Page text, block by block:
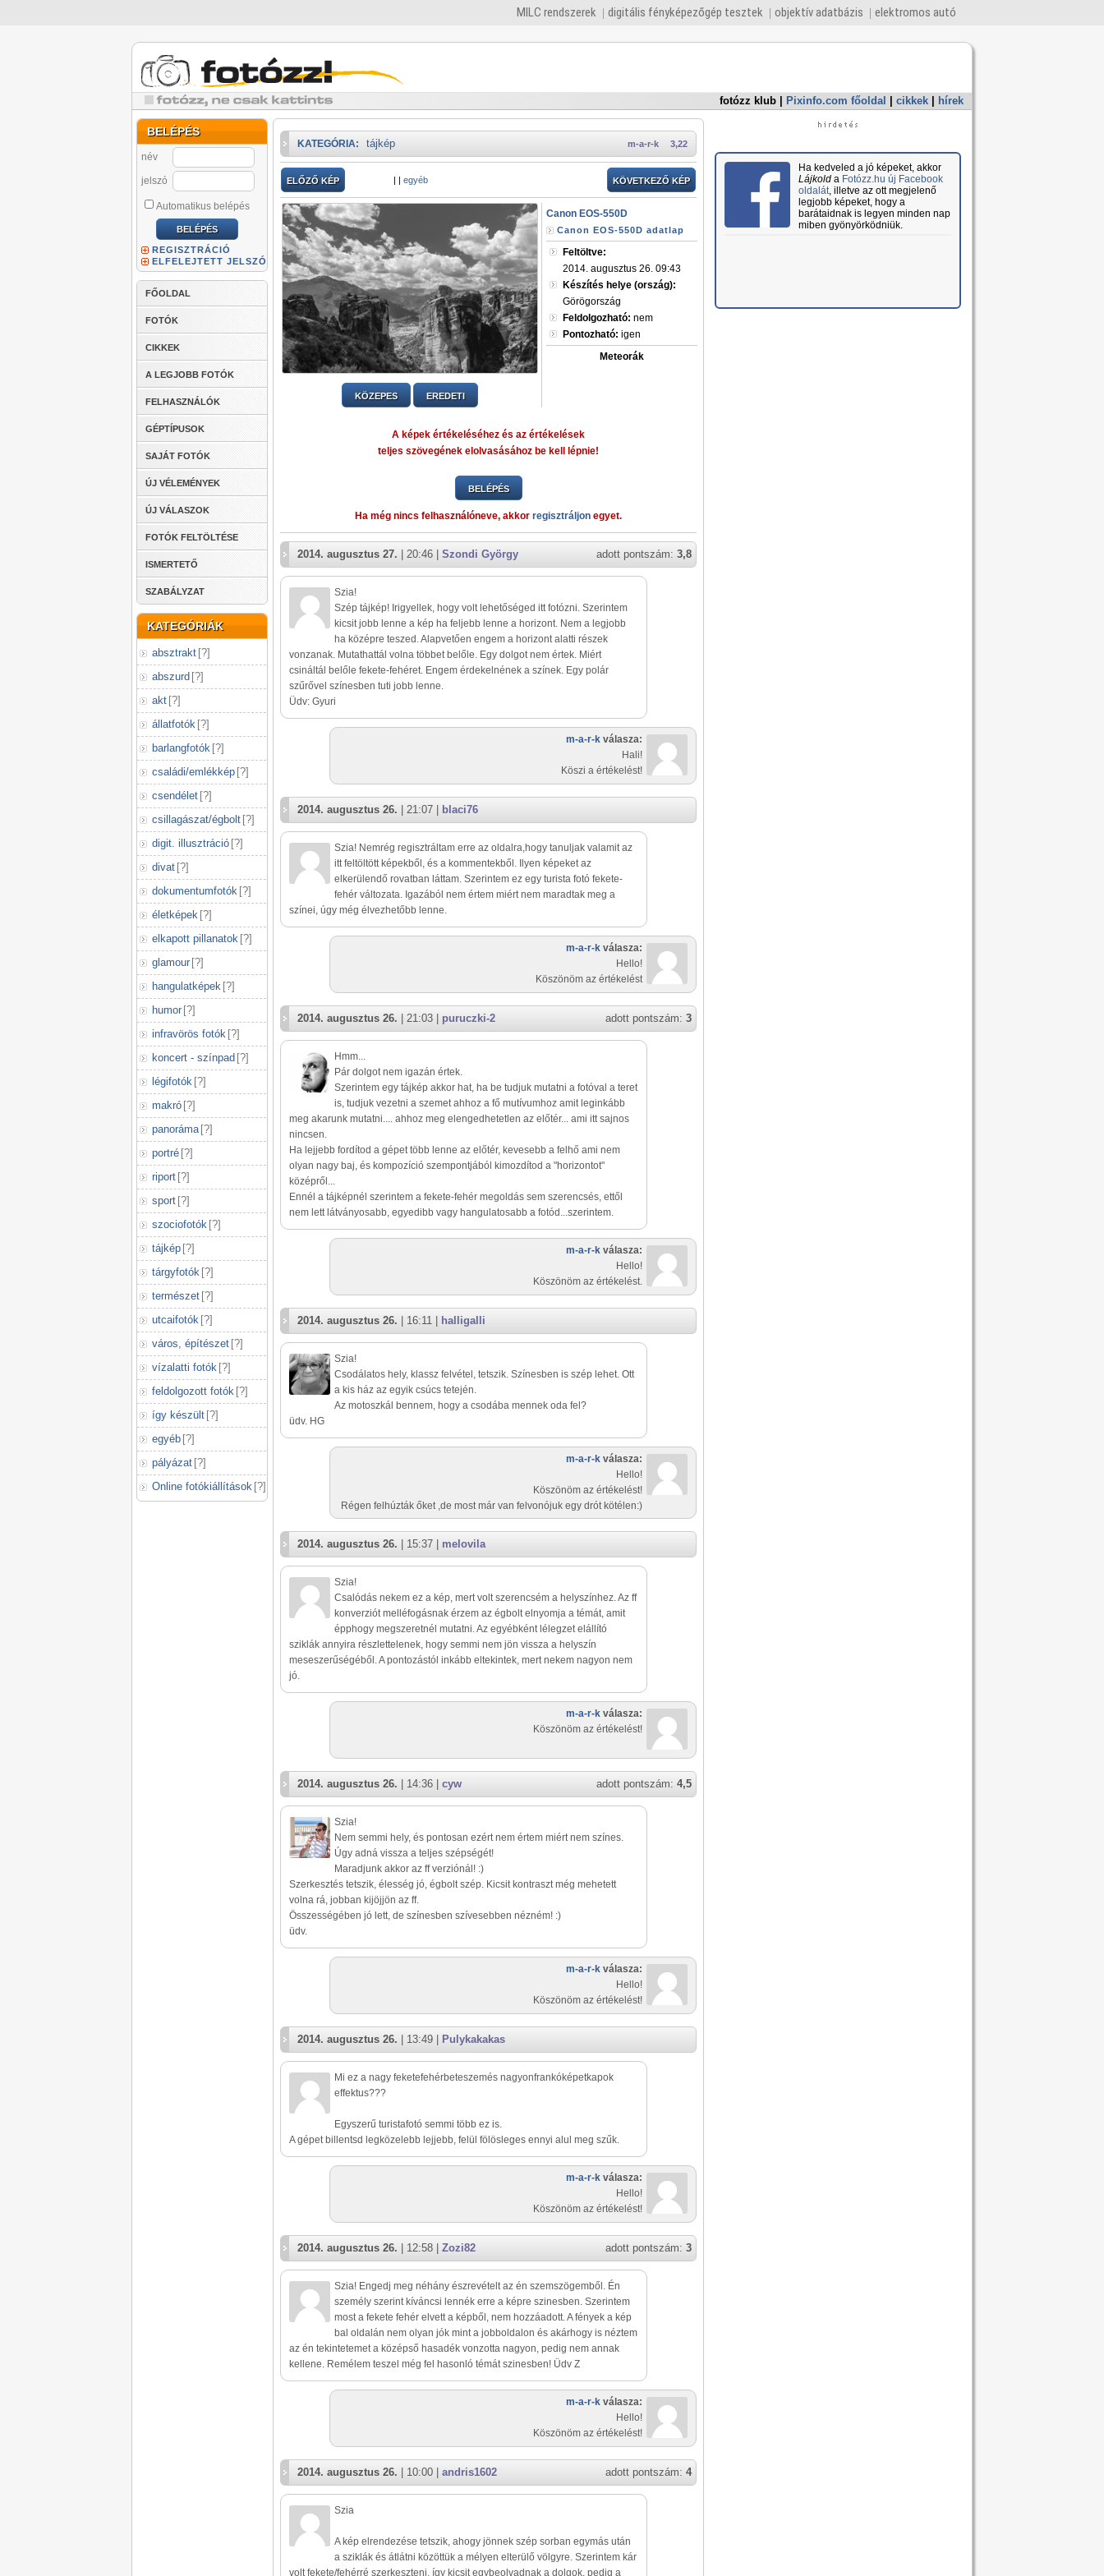
MILC rendszerek digitális fényképezőgép tesztek objektív adatbázis elektromos autó
fotózz klub Pixinfo.com főoldal cikkek hírek
BELÉPÉS
név
jelszó
Automatikus belépés
REGISZTRÁCIÓ
ELFELEJTETT JELSZÓ
FŐOLDAL
FOTÓK
CIKKEK
A LEGJOBB FOTÓK
FELHASZNÁLÓK
GÉPTÍPUSOK
SAJÁT FOTÓK
ÚJ VÉLEMÉNYEK
ÚJ VÁLASZOK
FOTÓK FELTÖLTÉSE
ISMERTETŐ
SZABÁLYZAT
KATEGÓRIÁK
absztrakt [?]
abszurd [?]
akt [?]
állatfotók [?]
barlangfotók [?]
családi/emlékkép [?]
csendélet [?]
csillagászat/égbolt [?]
digit. illusztráció [?]
divat [?]
dokumentumfotók [?]
életképek [?]
elkapott pillanatok [?]
glamour [?]
hangulatképek [?]
humor [?]
infravörös fotók [?]
koncert - színpad [?]
légifotók [?]
makró [?]
panoráma [?]
portré [?]
riport [?]
sport [?]
szociofotók [?]
tájkép [?]
tárgyfotók [?]
természet [?]
utcaifotók [?]
város, építészet [?]
vízalatti fotók [?]
feldolgozott fotók [?]
így készült [?]
egyéb [?]
pályázat [?]
Online fotókiállítások [?]
3,22
m-a-r-k
KATEGÓRIA: tájkép
ELŐZŐ KÉP | | egyéb KÖVETKEZŐ KÉP
KÖZEPES EREDETI
Canon EOS-550D
Canon EOS-550D adatlap
Feltöltve:
2014. augusztus 26. 09:43
Készítés helye (ország):
Görögország
Feldolgozható: nem
Pontozható: igen
Meteorák
A képek értékeléséhez és az értékelések
teljes szövegének elolvasásához be kell lépnie!
BELÉPÉS
Ha még nincs felhasználóneve, akkor regisztráljon egyet.
adott pontszám: 3,8
2014. augusztus 27. | 20:46 | Szondi György
Szia!
Szép tájkép! Irigyellek, hogy volt lehetőséged itt fotózni. Szerintem
kicsit jobb lenne a kép ha feljebb lenne a horizont. Nem a legjobb
ha középre teszed. Alapvetően engem a horizont alatti részek
vonzanak. Mutathattál volna többet belőle. Egy dolgot nem értek. Miért
csináltál belőle fekete-fehéret. Engem érdekelnének a színek. Egy polár
szűrővel színesben tuti jobb lenne.
Üdv: Gyuri
m-a-r-k válasza:
Hali!
Köszi a értékelést!
2014. augusztus 26. | 21:07 | blaci76
Szia! Nemrég regisztráltam erre az oldalra,hogy tanuljak valamit az
itt feltöltött képekből, és a kommentekből. Ilyen képeket az
elkerülendő rovatban láttam. Szerintem ez egy turista fotó fekete-
fehér változata. Igazából nem értem miért nem maradtak meg a
színei, úgy még élvezhetőbb lenne.
m-a-r-k válasza:
Hello!
Köszönöm az értékelést
adott pontszám: 3
2014. augusztus 26. | 21:03 | puruczki-2
Hmm...
Pár dolgot nem igazán értek.
Szerintem egy tájkép akkor hat, ha be tudjuk mutatni a fotóval a teret
is, tudjuk vezetni a szemet ahhoz a fő mutívumhoz amit leginkább
meg akarunk mutatni.... ahhoz meg elengedhetetlen az előtér... ami itt sajnos
nincsen.
Ha lejjebb fordítod a gépet több lenne az előtér, kevesebb a felhő ami nem
olyan nagy baj, és kompozíció szempontjából kimozdítod a "horizontot"
középről...
Ennél a tájképnél szerintem a fekete-fehér megoldás sem szerencsés, ettől
nem lett látványosabb, egyedibb vagy hangulatosabb a fotód...szerintem.
m-a-r-k válasza:
Hello!
Köszönöm az értékelést.
2014. augusztus 26. | 16:11 | halligalli
Szia!
Csodálatos hely, klassz felvétel, tetszik. Színesben is szép lehet. Ott
a kis ház az egyik csúcs tetején.
Az motoszkál bennem, hogy a csodába mennek oda fel?
üdv. HG
m-a-r-k válasza:
Hello!
Köszönöm az értékelést!
Régen felhúzták őket ,de most már van felvonójuk egy drót kötélen:)
2014. augusztus 26. | 15:37 | melovila
Szia!
Csalódás nekem ez a kép, mert volt szerencsém a helyszínhez. Az ff
konverziót melléfogásnak érzem az égbolt elnyomja a témát, amit
épphogy megszeretnél mutatni. Az egyébként lélegzet elállító
sziklák annyira részlettelenek, hogy semmi nem jön vissza a helyszín
meseszerűségéből. A pontozástól inkább eltekintek, mert nekem nagyon nem
jó.
m-a-r-k válasza:
Köszönöm az értékelést!
adott pontszám: 4,5
2014. augusztus 26. | 14:36 | cyw
Szia!
Nem semmi hely, és pontosan ezért nem értem miért nem színes.
Úgy adná vissza a teljes szépségét!
Maradjunk akkor az ff verziónál! :)
Szerkesztés tetszik, élesség jó, égbolt szép. Kicsit kontraszt még mehetett
volna rá, jobban kijöjjön az ff.
Összességében jó lett, de színesben szívesebben nézném! :)
üdv.
m-a-r-k válasza:
Hello!
Köszönöm az értékelést!
2014. augusztus 26. | 13:49 | Pulykakakas
Mi ez a nagy feketefehérbeteszemés nagyonfrankóképetkapok
effektus???
Egyszerű turistafotó semmi több ez is.
A gépet billentsd legközelebb lejjebb, felül fölösleges ennyi alul meg szűk.
m-a-r-k válasza:
Hello!
Köszönöm az értékelést!
adott pontszám: 3
2014. augusztus 26. | 12:58 | Zozi82
Szia! Engedj meg néhány észrevételt az én szemszögemből. Én
személy szerint kíváncsi lennék erre a képre szinesben. Szerintem
most a fekete fehér elvett a képből, nem hozzáadott. A fények a kép
bal oldalán nem olyan jók mint a jobboldalon és akárhogy is néztem
az én tekintetemet a középső hasadék vonzotta nagyon, pedig nem annak
kellene. Remélem teszel még fel hasonló témát szinesben! Üdv Z
m-a-r-k válasza:
Hello!
Köszönöm az értékelést!
adott pontszám: 4
2014. augusztus 26. | 10:00 | andris1602
Szia
A kép elrendezése tetszik, ahogy jönnek szép sorban egymás után
a sziklák és átlátni közöttük a mélyen elterülő völgyre. Szerintem kár
volt fekete/fehérré szerkeszteni, így kicsit egybeolvadnak a dolgok, pedig a
Ha kedveled a jó képeket, akkor
Lájkolda Fotózz.hu új Facebook
oldalát, illetve az ott megjelenő
legjobb képeket, hogy a
barátaidnak is legyen minden nap
miben gyönyörködniük.